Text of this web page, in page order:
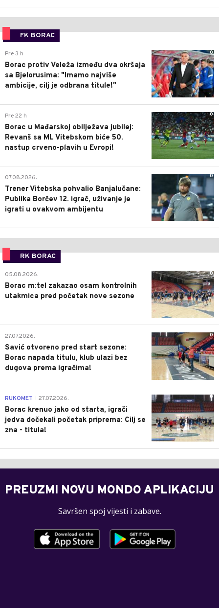
FK BORAC
0
Pre 3 h
Borac protiv Veleža između dva okršaja
sa Bjelorusima: "Imamo najviše
ambicije, cilj je odbrana titule!"
0
Pre 22 h
Borac u Mađarskoj obilježava jubilej:
Revanš sa ML Vitebskom biće 50.
nastup crveno-plavih u Evropi!
0
07.08.2026.
Trener Vitebska pohvalio Banjalučane:
Publika Borčev 12. igrač, uživanje je
igrati u ovakvom ambijentu
RK BORAC
0
05.08.2026.
Borac m:tel zakazao osam kontrolnih
utakmica pred početak nove sezone
0
27.07.2026.
Savić otvoreno pred start sezone:
Borac napada titulu, klub ulazi bez
dugova prema igračima!
0
RUKOMET 27.07.2026.
Borac krenuo jako od starta, igrači
jedva dočekali početak priprema: Cilj se
zna - titula!
PREUZMI NOVU MONDO APLIKACIJU
Savršen spoj vijesti i zabave.